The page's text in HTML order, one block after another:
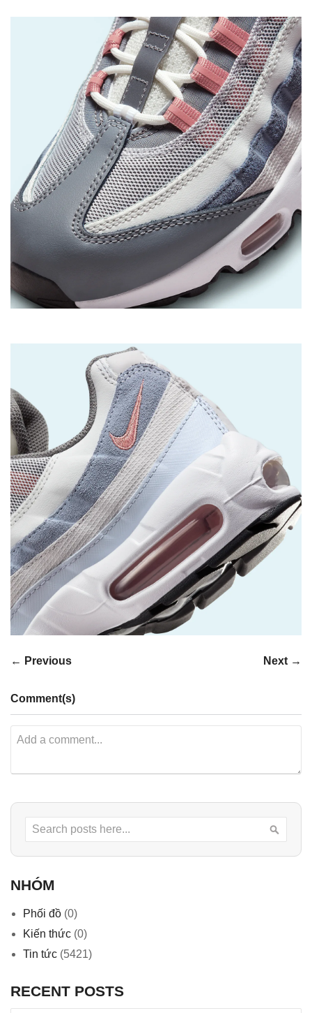
← Previous Next →
Comment(s)
Search
NHÓM
Phối đồ (0)
Kiến thức (0)
Tin tức (5421)
RECENT POSTS